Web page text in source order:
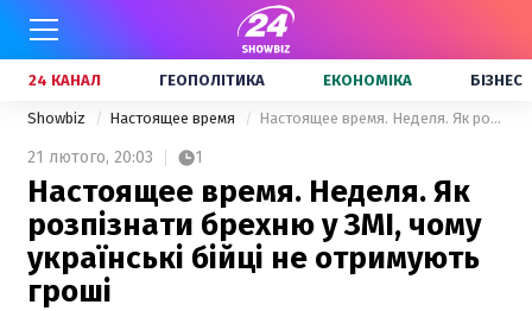
24 КАНАЛ ГЕОПОЛІТИКА ЕКОНОМІКА БІЗНЕС
Showbiz Настоящее время Настоящее время. Неделя. Як розпізнати брехню у ЗМІ, чому українські бійці не отримують гроші
21 лютого, 20:03 1
Настоящее время. Неделя. Як
розпізнати брехню у ЗМІ, чому
українські бійці не отримують
гроші